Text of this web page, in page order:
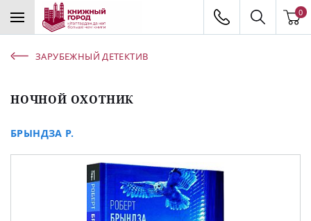
0
ЗАРУБЕЖНЫЙ ДЕТЕКТИВ
НОЧНОЙ ОХОТНИК
БРЫНДЗА Р.